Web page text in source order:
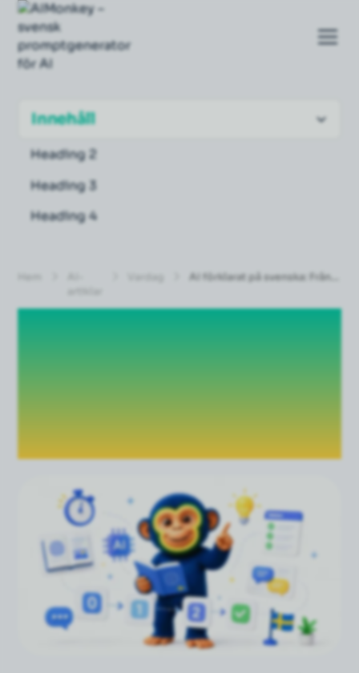
Innehåll
Heading 2
Heading 3
Heading 4
AI förklarat på svenska: Från
AI förklarat på
svenska: Från noll
till koll på 10
minuter